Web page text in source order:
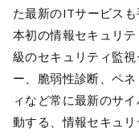
た最新のITサービス
本初の情報セキュリ
級のセキュリティ監
ー、脆弱性診断、ペ
ィなど常に最新のサ
動する、情報セキュリ